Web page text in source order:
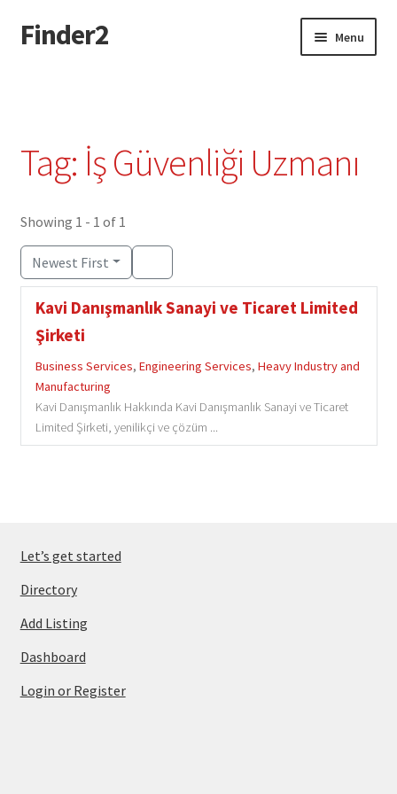
Skip
to
Skip
to
Finder2 Menu
Dashboard
Privacy Policy
Tag: İş Güvenliği Uzmanı
Showing 1 - 1 of 1
Newest First
Kavi Danışmanlık Sanayi ve Ticaret Limited
Şirketi
Business Services, Engineering Services, Heavy Industry and
Manufacturing
Kavi Danışmanlık Hakkında Kavi Danışmanlık Sanayi ve Ticaret
Limited Şirketi, yenilikçi ve çözüm ...
Let’s get started
Directory
Add Listing
Dashboard
Login or Register